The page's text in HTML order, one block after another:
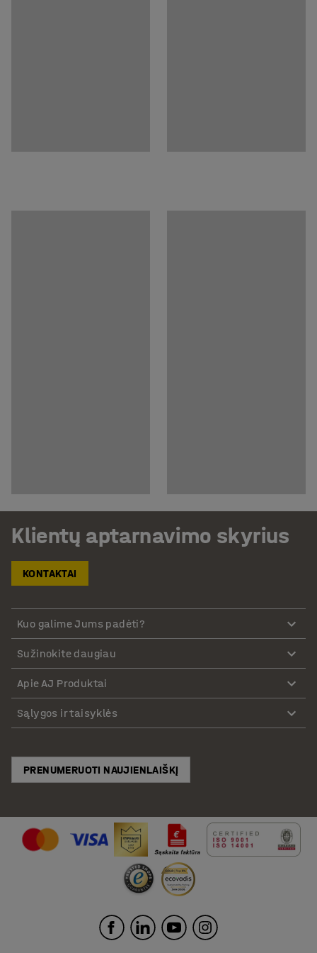
Klientų aptarnavimo skyrius
KONTAKTAI
Kuo galime Jums padėti?
Sužinokite daugiau
Apie AJ Produktai
Sąlygos ir taisyklės
PRENUMERUOTI NAUJIENLAIŠKĮ